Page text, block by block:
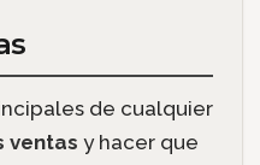
de cualquier
ventas y hacer que